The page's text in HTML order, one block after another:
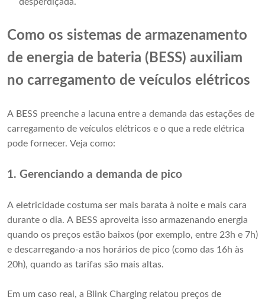
Como os sistemas de armazenamento
de energia de bateria (BESS) auxiliam
no carregamento de veículos elétricos
A BESS preenche a lacuna entre a demanda das estações de
carregamento de veículos elétricos e o que a rede elétrica
pode fornecer. Veja como:
1. Gerenciando a demanda de pico
A eletricidade costuma ser mais barata à noite e mais cara
durante o dia. A BESS aproveita isso armazenando energia
quando os preços estão baixos (por exemplo, entre 23h e 7h)
e descarregando-a nos horários de pico (como das 16h às
20h), quando as tarifas são mais altas.
Em um caso real, a Blink Charging relatou preços de